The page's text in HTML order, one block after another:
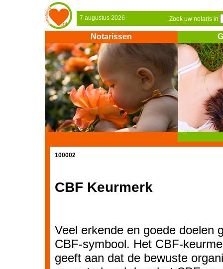
7 augustus 2026 Zoek uw notaris in
Notarissen
100002
CBF Keurmerk
Veel erkende en goede doelen
CBF-symbool. Het CBF-
geeft aan dat de bewuste